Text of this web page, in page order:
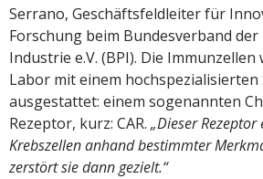
Serrano, Geschäftsfeldleiter für
Forschung beim Bundesverband
Industrie e.V. (BPI). Die
Labor mit einem hochspezialisierten
ausgestattet: einem sogenannten
Rezeptor, kurz: CAR. „Dieser
Krebszellen anhand bestimmter
zerstört sie dann gezielt.“